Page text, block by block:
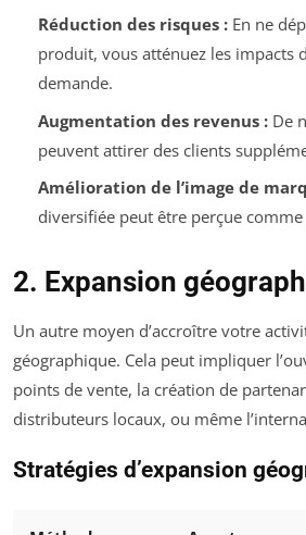
Réduction des risques :En ne
produit, vous atténuez les impacts
demande.
Augmentation des revenus :De
peuvent attirer des clients
Amélioration de l’image de
diversifiée peut être perçue
2. Expansion
Un autre moyen d’accroître votre
géographique. Cela peut impliquer
points de vente, la création de
distributeurs locaux, ou même
Stratégies d’expansion